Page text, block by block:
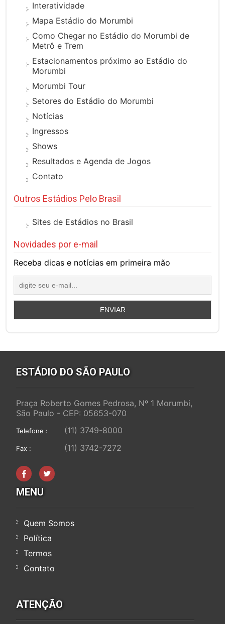
Interatividade
Mapa Estádio do Morumbi
Como Chegar no Estádio do Morumbi de
Metrô e Trem
Estacionamentos próximo ao Estádio do
Morumbi
Morumbi Tour
Setores do Estádio do Morumbi
Notícias
Ingressos
Shows
Resultados e Agenda de Jogos
Contato
Outros Estádios Pelo Brasil
Sites de Estádios no Brasil
Novidades por e-mail
Receba dicas e notícias em primeira mão
ESTÁDIO DO SÃO PAULO
Praça Roberto Gomes Pedrosa, Nº 1 Morumbi,
São Paulo - CEP: 05653-070
Telefone : (11) 3749-8000
Fax : (11) 3742-7272
MENU
Quem Somos
Política
Termos
Contato
ATENÇÃO